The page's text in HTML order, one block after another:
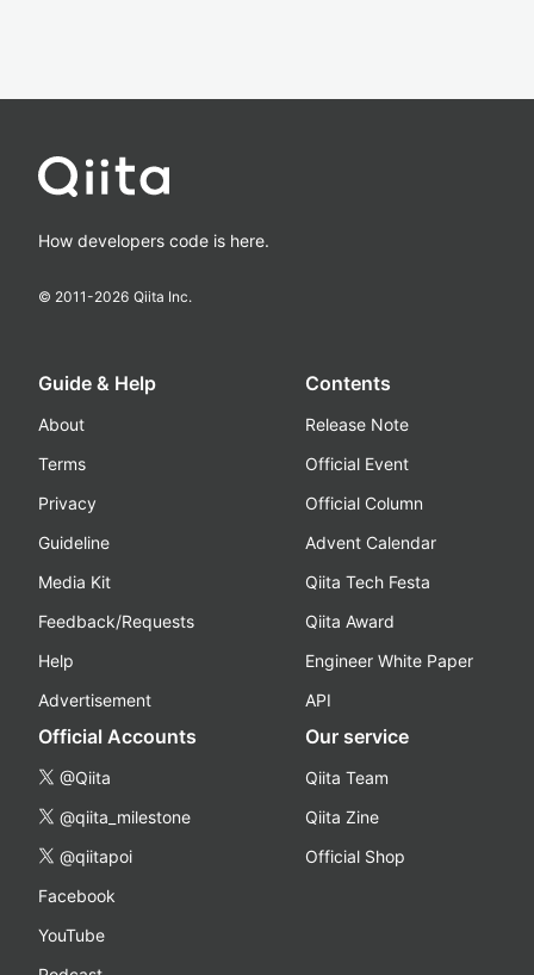
How developers code is here.
© 2011-2026 Qiita Inc.
Guide & Help
About
Terms
Privacy
Guideline
Media Kit
Feedback/Requests
Help
Advertisement
Contents
Release Note
Official Event
Official Column
Advent Calendar
Qiita Tech Festa
Qiita Award
Engineer White Paper
API
Official Accounts
@Qiita
@qiita_milestone
@qiitapoi
Facebook
YouTube
Our service
Qiita Team
Qiita Zine
Official Shop